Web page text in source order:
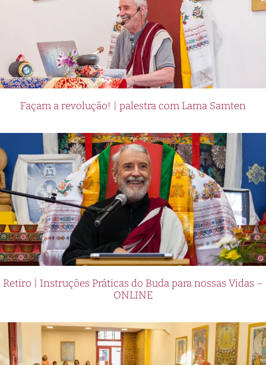
Façam a revolução! | palestra com Lama Samten
Retiro | Instruções Práticas do Buda para nossas Vidas –
ONLINE